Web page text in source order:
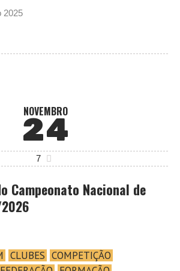
2025
NOVEMBRO
24
7
Campeonato Nacional de
CLUBES COMPETIÇÃO